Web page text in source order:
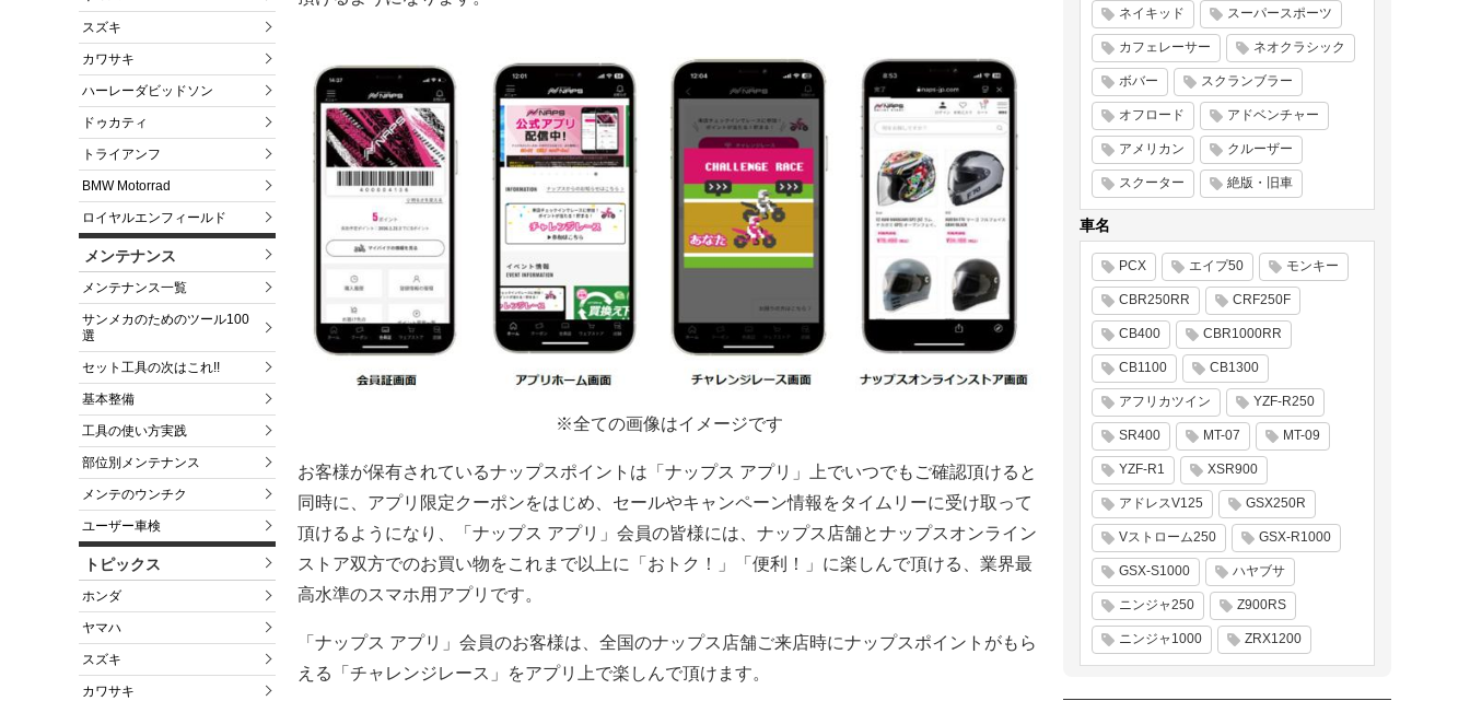
スズキ
カワサキ
ハーレーダビッドソン
ドゥカティ
トライアンフ
BMW Motorrad
ロイヤルエンフィールド
メンテナンス
メンテナンス一覧
サンメカのためのツール100
選
セット工具の次はこれ!!
基本整備
工具の使い方実践
部位別メンテナンス
メンテのウンチク
ユーザー車検
トピックス
ホンダ
ヤマハ
スズキ
カワサキ
※全ての画像はイメージです
お客様が保有されているナップスポイントは「ナップス アプリ」上でいつでもご確認頂けると
同時に、アプリ限定クーポンをはじめ、セールやキャンペーン情報をタイムリーに受け取って
頂けるようになり、「ナップス アプリ」会員の皆様には、ナップス店舗とナップスオンライン
ストア双方でのお買い物をこれまで以上に「おトク！」「便利！」に楽しんで頂ける、業界最
高水準のスマホ用アプリです。
「ナップス アプリ」会員のお客様は、全国のナップス店舗ご来店時にナップスポイントがもら
える「チャレンジレース」をアプリ上で楽しんで頂けます。
ネイキッド スーパースポーツ
カフェレーサー ネオクラシック
ボバー スクランブラー
オフロード アドベンチャー
アメリカン クルーザー
スクーター 絶版・旧車
車名
PCX エイプ50 モンキー
CBR250RR CRF250F
CB400 CBR1000RR
CB1100 CB1300
アフリカツイン YZF-R250
SR400 MT-07 MT-09
YZF-R1 XSR900
アドレスV125 GSX250R
Vストローム250 GSX-R1000
GSX-S1000 ハヤブサ
ニンジャ250 Z900RS
ニンジャ1000 ZRX1200